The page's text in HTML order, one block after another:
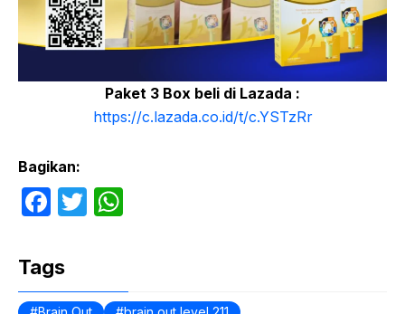
Paket 3 Box beli di Lazada :
https://c.lazada.co.id/t/c.YSTzRr
Bagikan:
F
c
e
T
er s
Tags